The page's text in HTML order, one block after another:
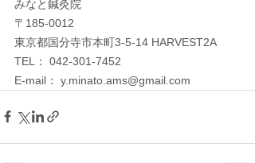
みなと鍼灸院
〒185-0012
東京都国分寺市本町3-5-14 HARVEST2A
TEL： 042-301-7452
E-mail： y.minato.ams@gmail.com